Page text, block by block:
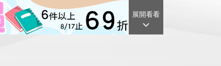
展開看看